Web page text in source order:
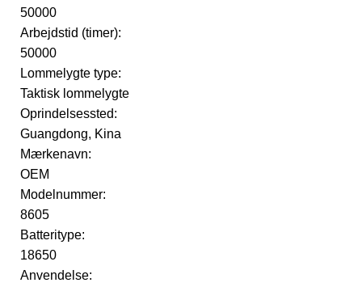
50000
Arbejdstid (timer):
50000
Lommelygte type:
Taktisk lommelygte
Oprindelsessted:
Guangdong, Kina
Mærkenavn:
OEM
Modelnummer:
8605
Batteritype:
18650
Anvendelse: